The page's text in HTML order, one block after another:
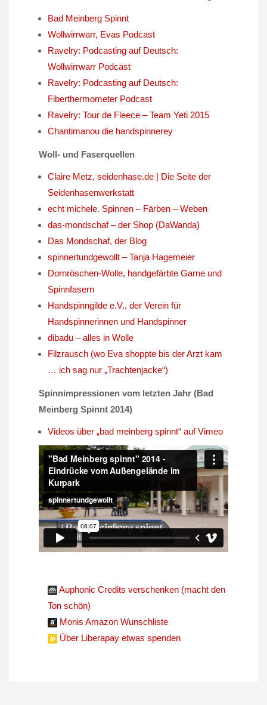
Bad Meinberg Spinnt
Wollwirrwarr, Evas Podcast
Ravelry: Podcasting auf Deutsch:
Wollwirrwarr Podcast
Ravelry: Podcasting auf Deutsch:
Fiberthermometer Podcast
Ravelry: Tour de Fleece – Team Yeti 2015
Chantimanou die handspinnerey
Woll- und Faserquellen
Claire Metz, seidenhase.de | Die Seite der
Seidenhasenwerkstatt
echt michele. Spinnen – Färben – Weben
das-mondschaf – der Shop (DaWanda)
Das Mondschaf, der Blog
spinnertundgewollt – Tanja Hagemeier
Dornröschen-Wolle, handgefärbte Garne und
Spinnfasern
Handspinngilde e.V., der Verein für
Handspinnerinnen und Handspinner
dibadu – alles in Wolle
Filzrausch (wo Eva shoppte bis der Arzt kam
… ich sag nur „Trachtenjacke“)
Spinnimpressionen vom letzten Jahr (Bad
Meinberg Spinnt 2014)
Videos über „bad meinberg spinnt“ auf Vimeo
Auphonic Credits verschenken (macht den
Ton schön)
Monis Amazon Wunschliste
Über Liberapay etwas spenden